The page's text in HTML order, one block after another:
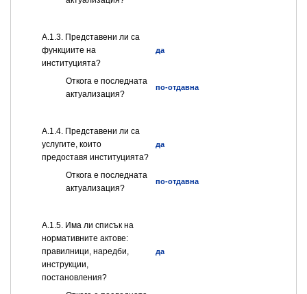
А.1.3. Представени ли са
функциите на
институцията?
да
Откога е последната
актуализация?
по-отдавна
А.1.4. Представени ли са
услугите, които
предоставя институцията?
да
Откога е последната
актуализация?
по-отдавна
А.1.5. Има ли списък на
нормативните актове:
правилници, наредби,
инструкции,
постановления?
да